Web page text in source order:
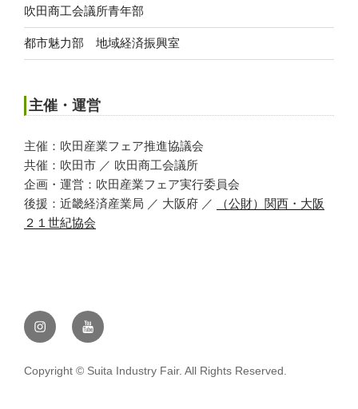
吹田商工会議所青年部
都市魅力部 地域経済振興室
主催・運営
主催：吹田産業フェア推進協議会
共催：吹田市 ／ 吹田商工会議所
企画・運営：吹田産業フェア実行委員会
後援：近畿経済産業局 ／ 大阪府 ／
（公財）関西・大阪
２１世紀協会
公
式
公
式
Copyright © Suita Industry Fair. All Rights Reserved.